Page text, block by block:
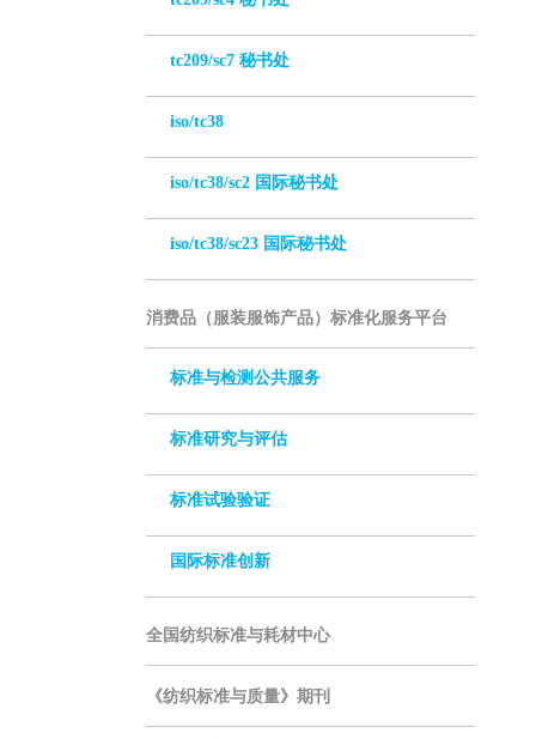
tc209/sc7 秘书处
iso/tc38
iso/tc38/sc2 国际秘书处
iso/tc38/sc23 国际秘书处
消费品（服装服饰产品）标准化服务平台
标准与检测公共服务
标准研究与评估
标准试验验证
国际标准创新
全国纺织标准与耗材中心
《纺织标准与质量》期刊